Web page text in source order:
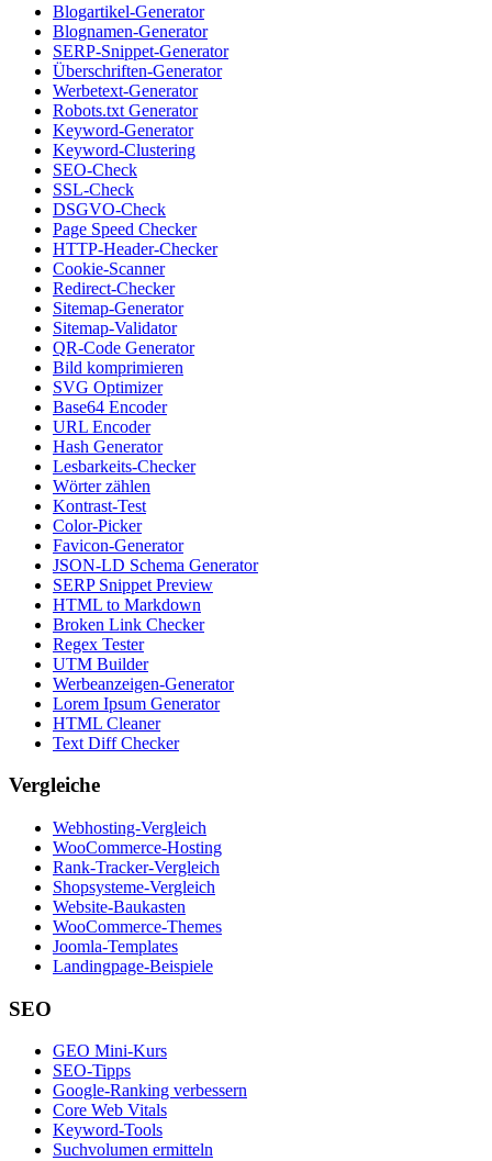
Blogartikel-Generator
Blognamen-Generator
SERP-Snippet-Generator
Überschriften-Generator
Werbetext-Generator
Robots.txt Generator
Keyword-Generator
Keyword-Clustering
SEO-Check
SSL-Check
DSGVO-Check
Page Speed Checker
HTTP-Header-Checker
Cookie-Scanner
Redirect-Checker
Sitemap-Generator
Sitemap-Validator
QR-Code Generator
Bild komprimieren
SVG Optimizer
Base64 Encoder
URL Encoder
Hash Generator
Lesbarkeits-Checker
Wörter zählen
Kontrast-Test
Color-Picker
Favicon-Generator
JSON-LD Schema Generator
SERP Snippet Preview
HTML to Markdown
Broken Link Checker
Regex Tester
UTM Builder
Werbeanzeigen-Generator
Lorem Ipsum Generator
HTML Cleaner
Text Diff Checker
Vergleiche
Webhosting-Vergleich
WooCommerce-Hosting
Rank-Tracker-Vergleich
Shopsysteme-Vergleich
Website-Baukasten
WooCommerce-Themes
Joomla-Templates
Landingpage-Beispiele
SEO
GEO Mini-Kurs
SEO-Tipps
Google-Ranking verbessern
Core Web Vitals
Keyword-Tools
Suchvolumen ermitteln